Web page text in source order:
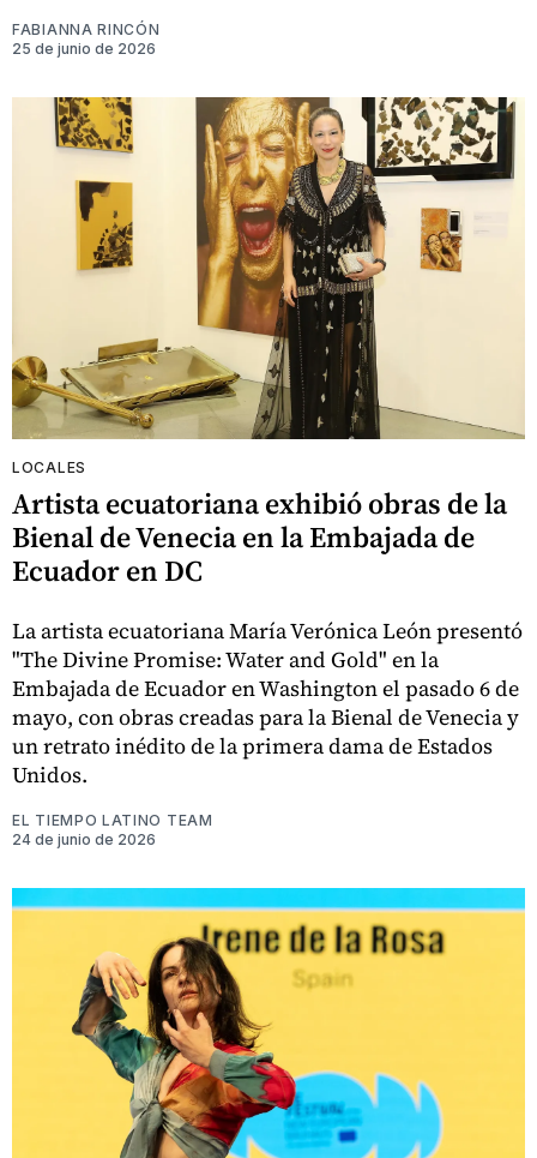
FABIANNA RINCÓN
25 de junio de 2026
LOCALES
Artista ecuatoriana exhibió obras de la
Bienal de Venecia en la Embajada de
Ecuador en DC
La artista ecuatoriana María Verónica León presentó
"The Divine Promise: Water and Gold" en la
Embajada de Ecuador en Washington el pasado 6 de
mayo, con obras creadas para la Bienal de Venecia y
un retrato inédito de la primera dama de Estados
Unidos.
EL TIEMPO LATINO TEAM
24 de junio de 2026